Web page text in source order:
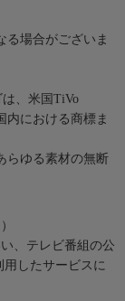
る場合がございま
、米国TiVo
内における商標ま
らゆる素材の無断
、テレビ番組の公
用したサービスに